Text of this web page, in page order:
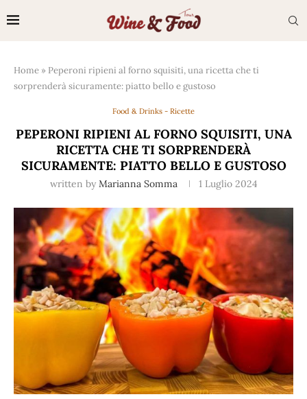
Home » Peperoni ripieni al forno squisiti, una ricetta che ti
sorprenderà sicuramente: piatto bello e gustoso
Food & Drinks - Ricette
PEPERONI RIPIENI AL FORNO SQUISITI, UNA
RICETTA CHE TI SORPRENDERÀ
SICURAMENTE: PIATTO BELLO E GUSTOSO
written by Marianna Somma 1 Luglio 2024